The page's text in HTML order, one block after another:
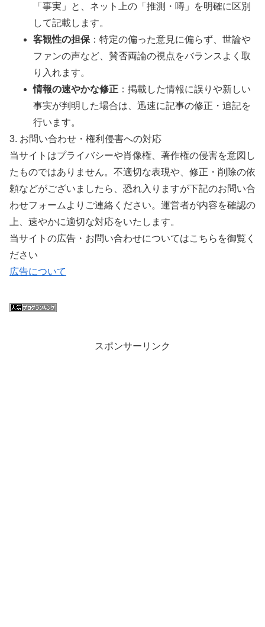
「事実」と、ネット上の「推測・噂」を明確に区別
して記載します。
客観性の担保 ：特定の偏った意見に偏らず、世論や
ファンの声など、賛否両論の視点をバランスよく取
り入れます。
情報の速やかな修正 ：掲載した情報に誤りや新しい
事実が判明した場合は、迅速に記事の修正・追記を
行います。
3. お問い合わせ・権利侵害への対応
当サイトはプライバシーや肖像権、著作権の侵害を意図し
たものではありません。不適切な表現や、修正・削除の依
頼などがございましたら、恐れ入りますが下記のお問い合
わせフォームよりご連絡ください。運営者が内容を確認の
上、速やかに適切な対応をいたします。
当サイトの広告・お問い合わせについてはこちらを御覧く
ださい
広告について
スポンサーリンク